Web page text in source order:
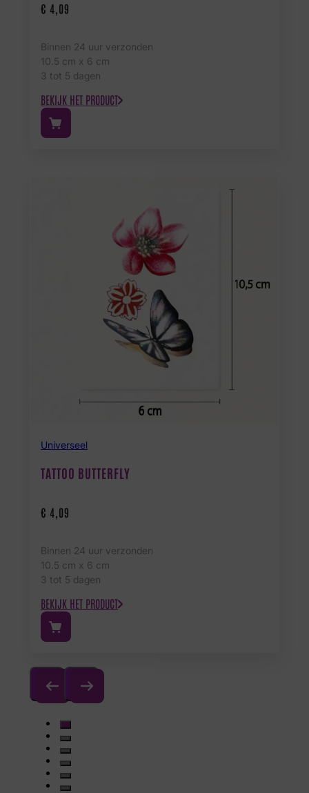
€ 4,09
Binnen 24 uur verzonden
10.5 cm x 6 cm
3 tot 5 dagen
BEKIJK HET PRODUCT
Universeel
TATTOO BUTTERFLY
€ 4,09
Binnen 24 uur verzonden
10.5 cm x 6 cm
3 tot 5 dagen
BEKIJK HET PRODUCT